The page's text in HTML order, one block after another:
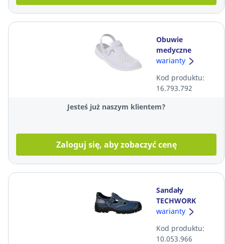
Obuwie
medyczne
PROMEDYK
męskie, białe, dł.
wkładki 28 cm
warianty
Kod produktu:
16.793.792
Jesteś już naszym klientem?
Zaloguj się, aby zobaczyć cenę
Sandały
TECHWORK
1104/1KP S1 SRC,
rozmiar 35
warianty
Kod produktu:
10.053.966